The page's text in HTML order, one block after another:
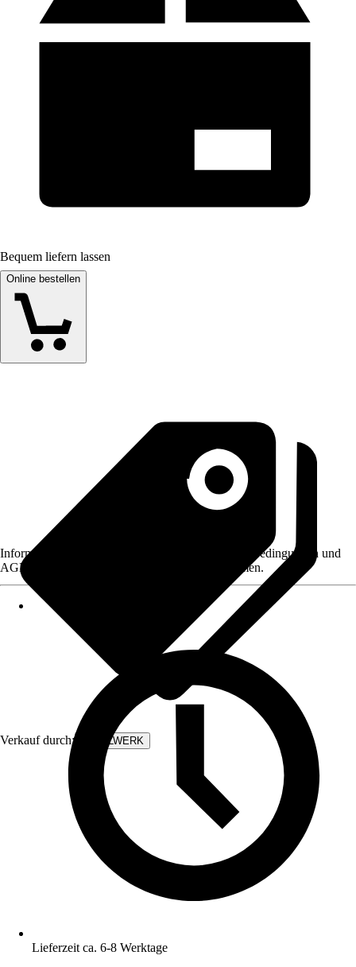
Bequem liefern lassen
Online bestellen
Verkauf durch: STAHLWERK
Informationen des Verkäufers, wie z. B. Rückgabebedingungen und
AGB, finden Sie bei Klick auf den Verkäufernamen.
Lieferzeit ca. 6-8 Werktage